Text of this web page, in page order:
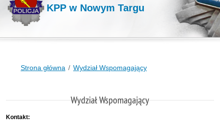
KPP w Nowym Targu
Strona główna Wydział Wspomagający
Wydział Wspomagający
Kontakt: